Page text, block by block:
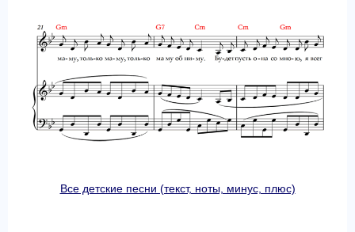
Все детские песни (текст, ноты, минус, плюс)